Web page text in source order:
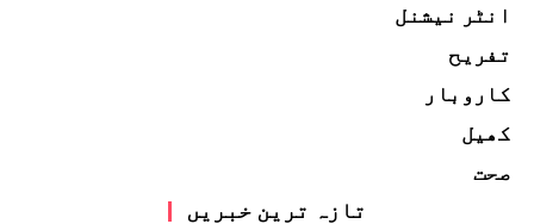
انٹر نیشنل
تفریح
کاروبار
کھیل
صحت
تازہ ترین خبریں